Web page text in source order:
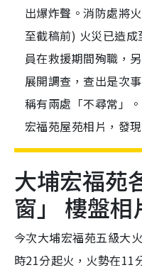
出爆炸聲。消防處將
至截稿前) 火災已造
員在救援期間殉職，
展開調查，查出是次
稱有兩處「不尋常」
宏福苑屋苑相片，發
大埔宏福苑
窗」 樓盤
今次大埔宏福苑五級大
時21分起火，火勢在11